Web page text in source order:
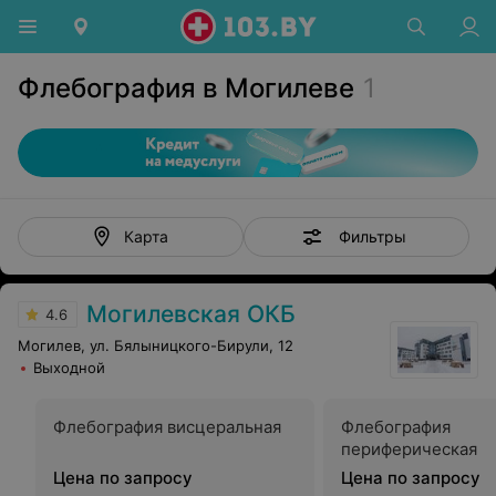
Флебография в Могилеве 1
Карта Фильтры
4.6 Могилевская ОКБ
Могилев, ул. Бялыницкого-Бирули, 12
Выходной
Флебография висцеральная
Цена по запросу
Флебография
периферическая
Цена по запросу